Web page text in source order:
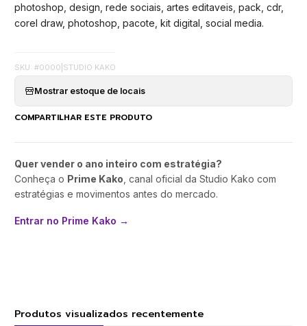
photoshop, design, rede sociais, artes editaveis, pack, cdr,
corel draw, photoshop, pacote, kit digital, social media.
SKU: #0000 STUDIO KAKO
Mostrar estoque de locais
COMPARTILHAR ESTE PRODUTO
Quer vender o ano inteiro com estratégia?
Conheça o Prime Kako , canal oficial da Studio Kako com
estratégias e movimentos antes do mercado.
Entrar no Prime Kako →
Produtos visualizados recentemente